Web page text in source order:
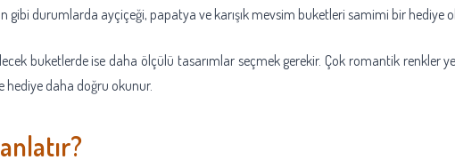
gibi durumlarda ayçiçeği, papatya ve karışık mevsim buketleri samimi bir hediye
buketlerde ise daha ölçülü tasarımlar seçmek gerekir. Çok romantik renkler
hediye daha doğru okunur.